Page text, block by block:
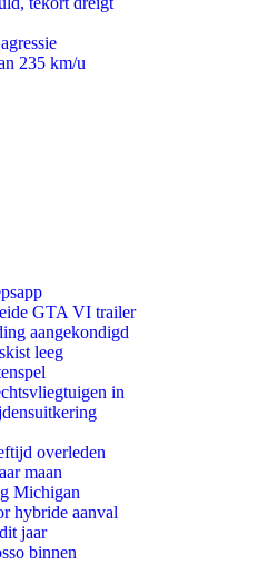
235 km/u
GTA VI trailer
aangekondigd
leeg
in
overleden
maan
Michigan
hybride aanval
jaar
binnen